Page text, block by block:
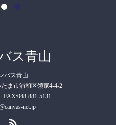
ス青山
ンバス青山
たま市浦和区領家4-4-2
FAX:048-881-5131
net.jp